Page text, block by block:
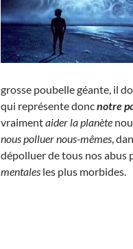
grosse poubelle géante, il
qui représente doncnotre
vraimentaider la planète
nous polluer nous-mêmes,
dépolluer de tous nos abus
mentales les plus morbides.